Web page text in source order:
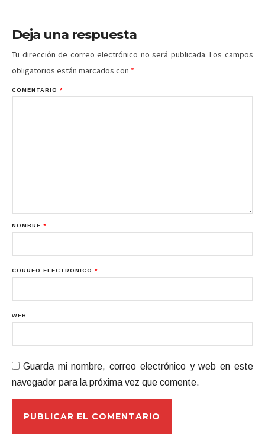
Deja una respuesta
Tu dirección de correo electrónico no será publicada. Los campos
obligatorios están marcados con *
COMENTARIO *
NOMBRE *
CORREO ELECTRÓNICO *
WEB
Guarda mi nombre, correo electrónico y web en este
navegador para la próxima vez que comente.